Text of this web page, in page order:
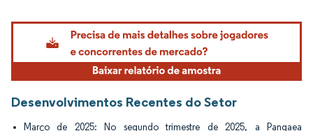
Imagem © Mordor Intelligence. O reuso requer atribuição conforme CC BY 4.0.
Desenvolvimentos Recentes do Setor
Março de 2025: No segundo trimestre de 2025, a Pangaea